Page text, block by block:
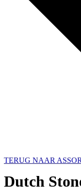
TERUG NAAR
Dutch